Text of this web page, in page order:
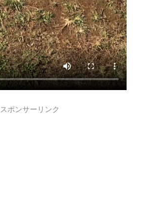
スポンサーリンク